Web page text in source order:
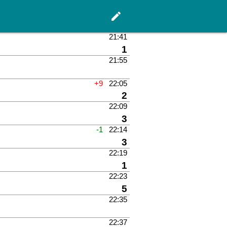
Hauptseite
edit
21:41
Gleis
1
21:55
+9 22:05
Gleis
2
22:09
Gleis
3
-1 22:14
Gleis
3
22:19
Gleis
1
22:23
Gleis
5
22:35
22:37